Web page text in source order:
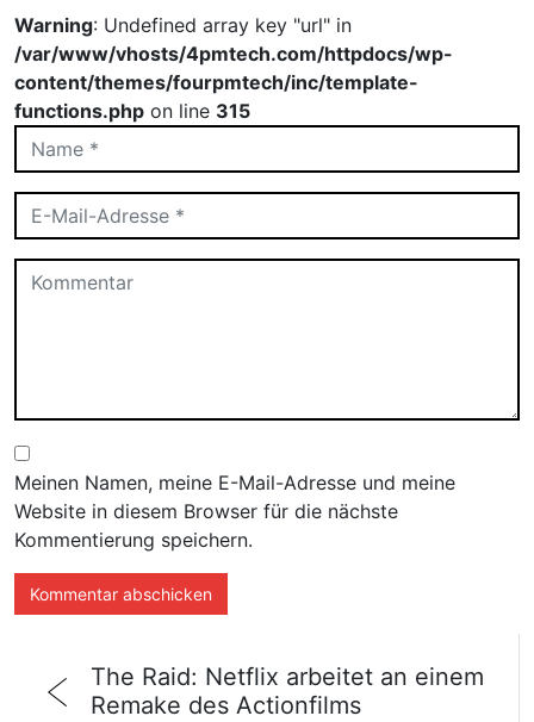
Warning: Undefined array key "url" in
/var/www/vhosts/4pmtech.com/httpdocs/wp-
content/themes/fourpmtech/inc/template-
functions.php on line 315
Meinen Namen, meine E-Mail-Adresse und meine
Website in diesem Browser für die nächste
Kommentierung speichern.
The Raid: Netflix arbeitet an einem
Remake des Actionfilms